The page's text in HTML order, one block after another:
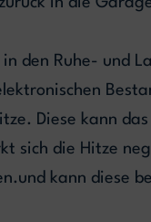
den Ruhe- und
Diese kann
sich die Hitze
kann diese